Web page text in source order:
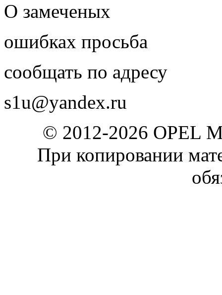
О замеченых
ошибках просьба
сообщать по адресу
s1u@yandex.ru
© 2012-2026 OPEL
При копировании